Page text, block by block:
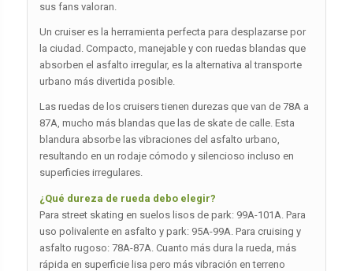
sus fans valoran.
Un cruiser es la herramienta perfecta para desplazarse por
la ciudad. Compacto, manejable y con ruedas blandas que
absorben el asfalto irregular, es la alternativa al transporte
urbano más divertida posible.
Las ruedas de los cruisers tienen durezas que van de 78A a
87A, mucho más blandas que las de skate de calle. Esta
blandura absorbe las vibraciones del asfalto urbano,
resultando en un rodaje cómodo y silencioso incluso en
superficies irregulares.
¿Qué dureza de rueda debo elegir?
Para street skating en suelos lisos de park: 99A-101A. Para
uso polivalente en asfalto y park: 95A-99A. Para cruising y
asfalto rugoso: 78A-87A. Cuanto más dura la rueda, más
rápida en superficie lisa pero más vibración en terreno